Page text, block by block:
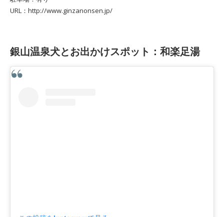
URL：http://www.ginzanonsen.jp/
銀山温泉犬とお出かけスポット：和楽足湯